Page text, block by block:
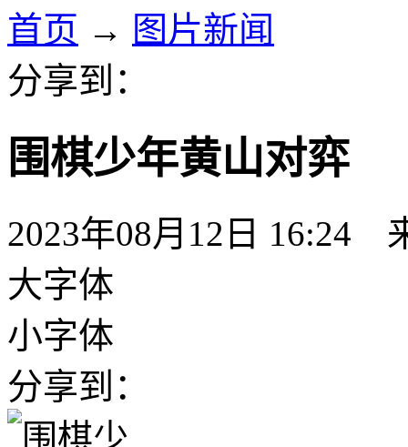
首页 → 图片新闻
分享到：
围棋少年黄山对弈
2023年08月12日 16:24
大字体
小字体
分享到：